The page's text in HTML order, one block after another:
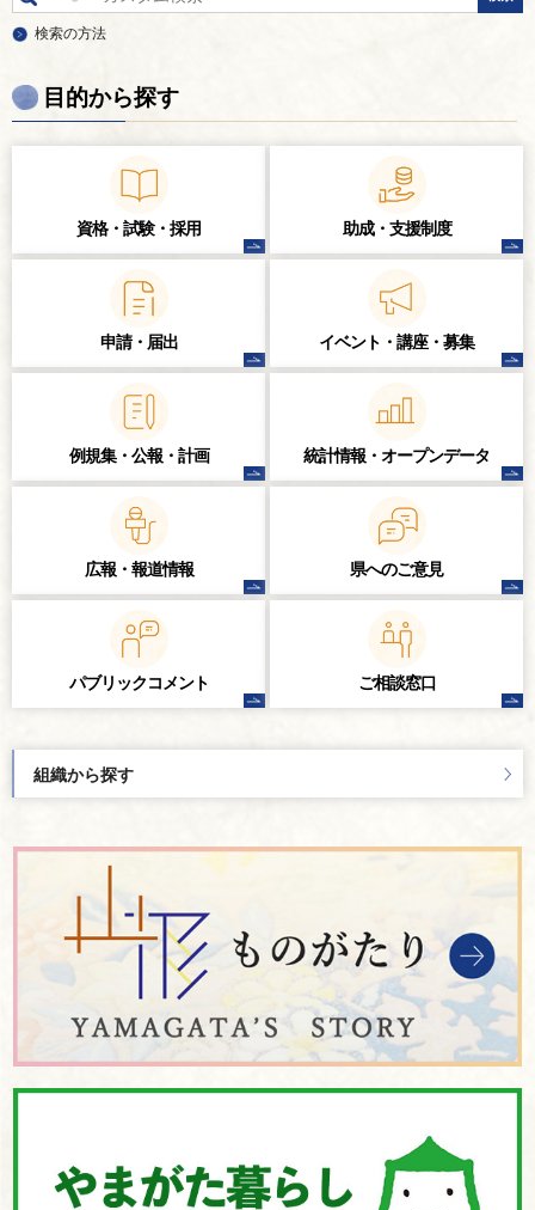
検索の方法
目的から探す
資格・試験・ 採用 助成・支援制度
申請・届出 イベント・講座・ 募集
例規集・公報・計画 統計情報・ オープンデータ
広報・報道情報 県へのご意見
パブリックコメント ご相談窓口
組織から探す